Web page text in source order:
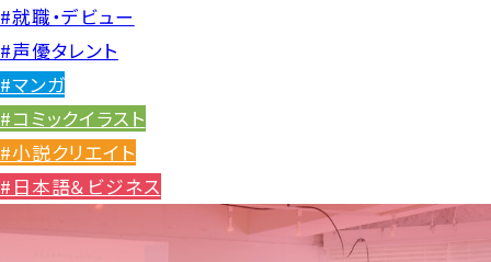
#就職・デビュー
#声優タレント
#マンガ
#コミックイラスト
#小説クリエイト
#日本語＆ビジネス